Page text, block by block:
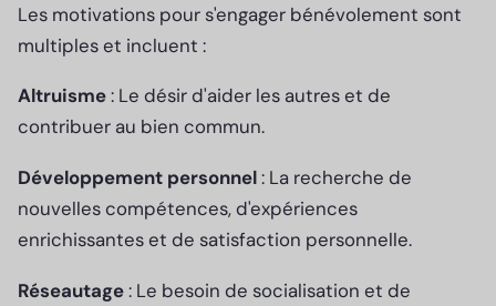
Les motivations pour s'engager bénévolement sont
multiples et incluent :
Altruisme: Le désir d'aider les autres et de
contribuer au bien commun.
Développement personnel: La recherche de
nouvelles compétences, d'expériences
enrichissantes et de satisfaction personnelle.
Réseautage: Le besoin de socialisation et de